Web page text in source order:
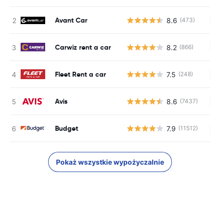
Avant Car 8.6 (473)
Carwiz rent a car 8.2 (866)
Fleet Rent a car 7.5 (248)
Avis 8.6 (7437)
Budget 7.9 (11512)
Pokaż wszystkie wypożyczalnie